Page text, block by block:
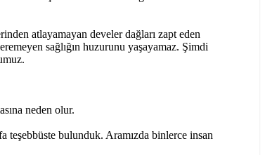
atlayamayan develer dağları zapt eden
sağlığın huzurunu yaşayamaz. Şimdi
neden olur.
teşebbüste bulunduk. Aramızda binlerce insan